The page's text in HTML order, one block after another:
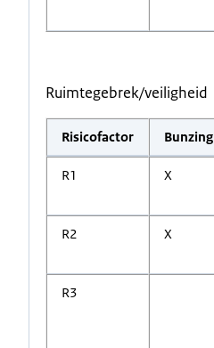
Ruimtegebrek/veiligheid
Risicofactor Bunzing
R1 X
R2 X
R3